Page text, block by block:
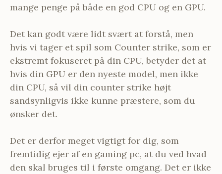
mange penge på både en god CPU og en GPU.
Det kan godt være lidt svært at forstå, men
hvis vi tager et spil som Counter strike, som er
ekstremt fokuseret på din CPU, betyder det at
hvis din GPU er den nyeste model, men ikke
din CPU, så vil din counter strike højt
sandsynligvis ikke kunne præstere, som du
ønsker det.
Det er derfor meget vigtigt for dig, som
fremtidig ejer af en gaming pc, at du ved hvad
den skal bruges til i første omgang. Det er ikke